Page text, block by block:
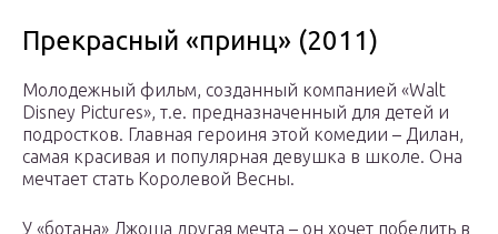
Прекрасный «принц» (2011)
Молодежный фильм, созданный компанией «Walt
Disney Pictures», т.е. предназначенный для детей и
подростков. Главная героиня этой комедии – Дилан,
самая красивая и популярная девушка в школе. Она
мечтает стать Королевой Весны.
У «ботана» Джоша другая мечта – он хочет победить в